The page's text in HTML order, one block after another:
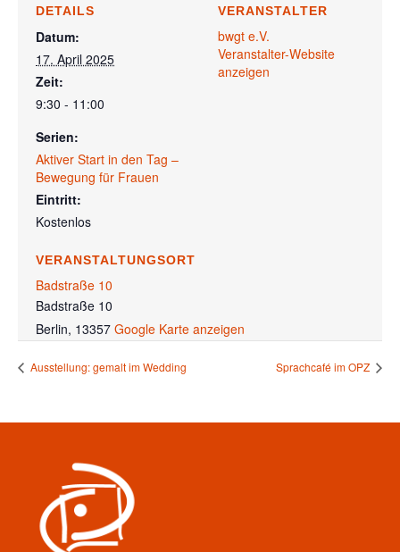
DETAILS
Datum:
17. April 2025
Zeit:
9:30 - 11:00
Serien:
Aktiver Start in den Tag –
Bewegung für Frauen
Eintritt:
Kostenlos
VERANSTALTUNGSORT
Badstraße 10
Badstraße 10
Berlin, 13357 Google Karte anzeigen
VERANSTALTER
bwgt e.V.
Veranstalter-Website
anzeigen
Ausstellung: gemalt im Wedding Sprachcafé im OPZ